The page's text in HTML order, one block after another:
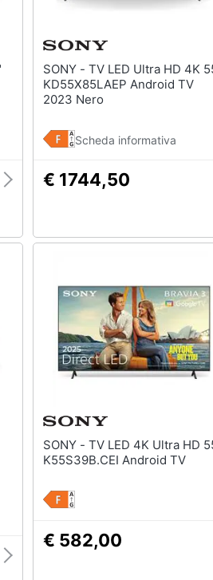
SONY - TV LED Ultra HD 4K 55"
KD55X85LAEP Android TV
2023 Nero
Scheda informativa
€ 1744,50
SONY - TV LED 4K Ultra HD 55"
K55S39B.CEI Android TV
€ 582,00